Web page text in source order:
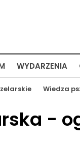
Wiedza
WYDARZENIA
-